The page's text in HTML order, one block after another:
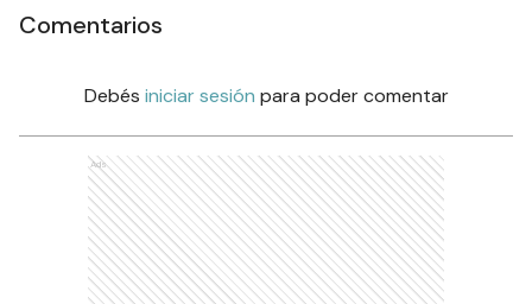
Comentarios
Debés iniciar sesión para poder comentar
Ads